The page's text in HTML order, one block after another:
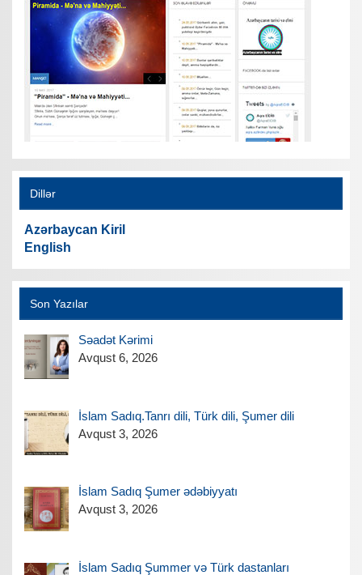
Dillər
Azərbaycan Kiril
English
Son Yazılar
Səadət Kərimi
Avqust 6, 2026
İslam Sadıq.Tanrı dili, Türk dili, Şumer dili
Avqust 3, 2026
İslam Sadıq Şumer ədəbiyyatı
Avqust 3, 2026
İslam Sadıq Şummer və Türk dastanları